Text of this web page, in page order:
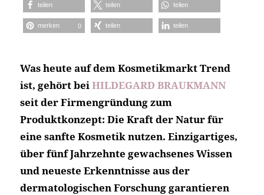
teilen teilen teilen
merken 0 teilen teilen
Was heute auf dem Kosmetikmarkt Trend
ist, gehört beiHILDEGARD BRAUKMANN
seit der Firmengründung zum
Produktkonzept: Die Kraft der Natur für
eine sanfte Kosmetik nutzen. Einzigartiges,
über fünf Jahrzehnte gewachsenes Wissen
und neueste Erkenntnisse aus der
dermatologischen Forschung garantieren